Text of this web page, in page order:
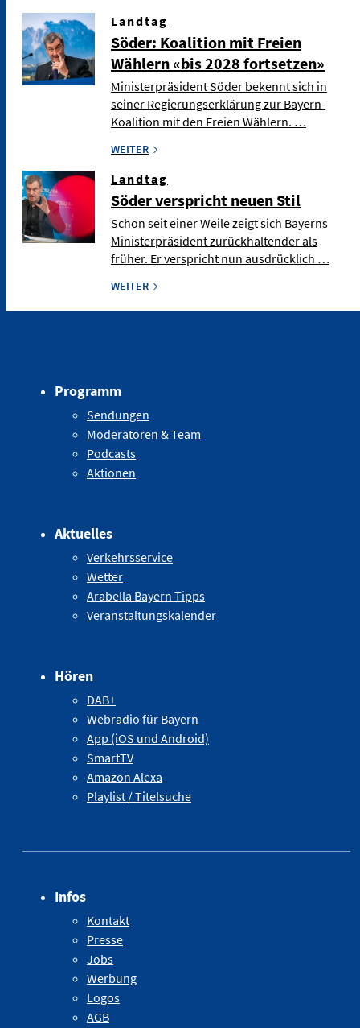
Landtag
Söder: Koalition mit Freien
Wählern «bis 2028 fortsetzen»
Ministerpräsident Söder bekennt sich in
seiner Regierungserklärung zur Bayern-
Koalition mit den Freien Wählern. …
WEITER
Landtag
Söder verspricht neuen Stil
Schon seit einer Weile zeigt sich Bayerns
Ministerpräsident zurückhaltender als
früher. Er verspricht nun ausdrücklich …
WEITER
Programm
Sendungen
Moderatoren & Team
Podcasts
Aktionen
Aktuelles
Verkehrsservice
Wetter
Arabella Bayern Tipps
Veranstaltungskalender
Hören
DAB+
Webradio für Bayern
App (iOS und Android)
SmartTV
Amazon Alexa
Playlist / Titelsuche
Infos
Kontakt
Presse
Jobs
Werbung
Logos
AGB